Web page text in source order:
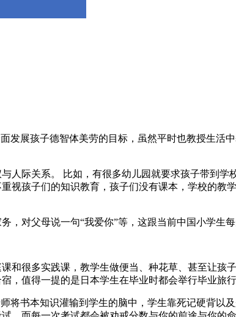
展孩子德智体美劳的目标，虽然平时也教授生活
人际关系。 比如，有很多幼儿园就要求孩子带到
视孩子们的知识教育，孩子们没有课本，学校的教
对父母说一句“我爱你”等，这跟当前中国小学生
和很多实践课，教学生做便当、种花草、甚至让孩
值得一提的是日本学生在毕业时都会举行毕业旅
书本知识灌输到学生的脑中，学生靠死记硬背以